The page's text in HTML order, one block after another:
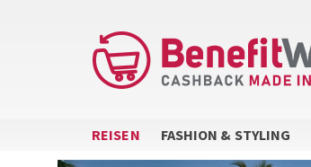
REISEN FASHION & STYLING